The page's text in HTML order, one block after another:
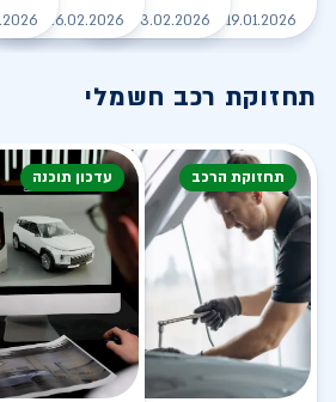
19.01.2026 לקריאה03.02.2026 לקריאה26.02.2026
תחזוקת רכב חשמלי
תחזוקת הרכב עדכון תוכנה